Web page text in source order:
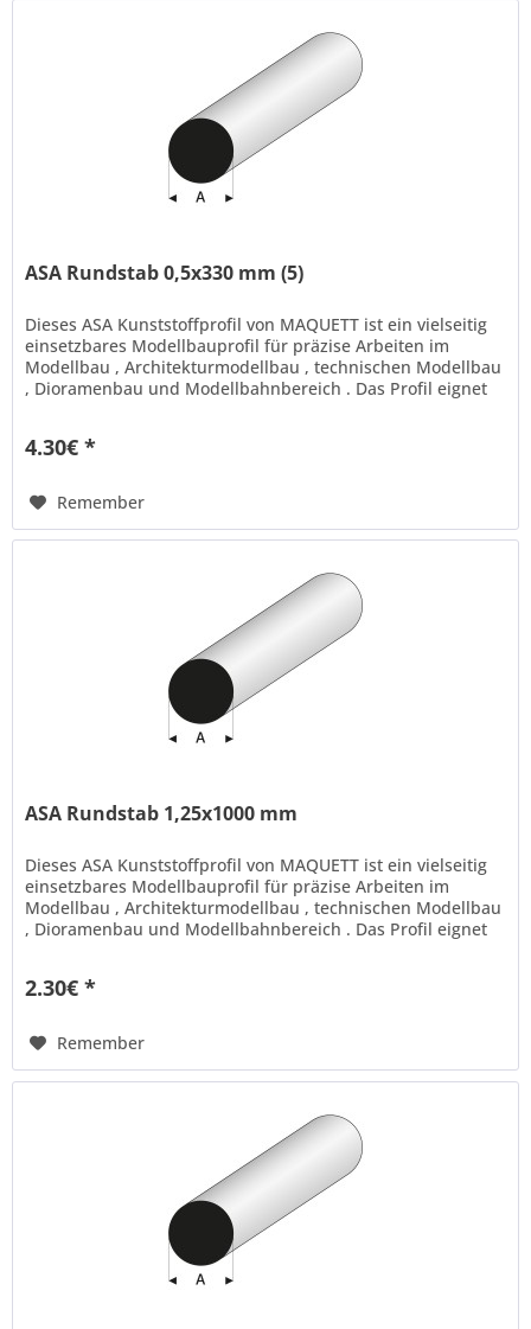
ASA Rundstab 0,5x330 mm (5)
Dieses ASA Kunststoffprofil von MAQUETT ist ein vielseitig
einsetzbares Modellbauprofil für präzise Arbeiten im
Modellbau , Architekturmodellbau , technischen Modellbau
, Dioramenbau und Modellbahnbereich . Das Profil eignet
4.30€ *
Remember
ASA Rundstab 1,25x1000 mm
Dieses ASA Kunststoffprofil von MAQUETT ist ein vielseitig
einsetzbares Modellbauprofil für präzise Arbeiten im
Modellbau , Architekturmodellbau , technischen Modellbau
, Dioramenbau und Modellbahnbereich . Das Profil eignet
2.30€ *
Remember